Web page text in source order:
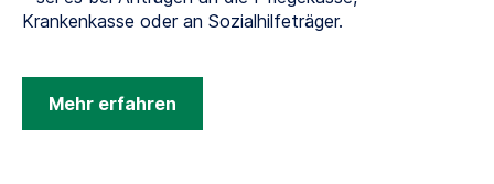
Krankenkasse oder an Sozialhilfeträger.
Mehr erfahren